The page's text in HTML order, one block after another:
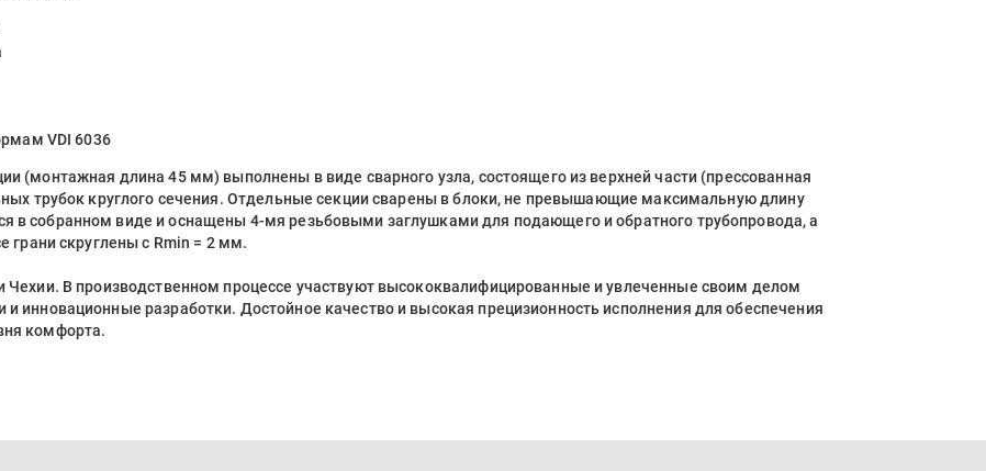
VDI 6036
(монтажная длина 45 мм) выполнены в виде сварного узла, состоящего из верхней части (прессованная
трубок круглого сечения. Отдельные секции сварены в блоки, не превышающие максимальную длину
в собранном виде и оснащены 4-мя резьбовыми заглушками для подающего и обратного трубопровода, а
грани скруглены с Rmin = 2 мм.
В производственном процессе участвуют высококвалифицированные и увлеченные своим делом
инновационные разработки. Достойное качество и высокая прецизионность исполнения для обеспечения
комфорта.